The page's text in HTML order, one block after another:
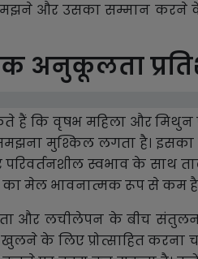
और उसका सम्मान करने
अनुकूलता
हैं कि वृषभ महिला और
मुश्किल लगता है।
परिवर्तनशील स्वभाव के साथ
का मेल भावनात्मक रूप से कम
और लचीलेपन के बीच
के लिए प्रोत्साहित